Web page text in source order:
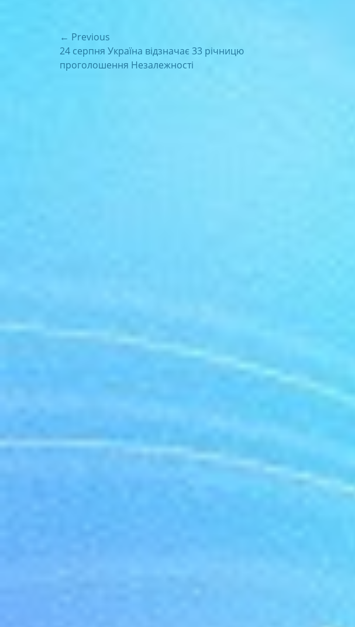
Навігація
записів
← Previous
Previous
post:
24 серпня Україна відзначає 33 річницю
проголошення Незалежності